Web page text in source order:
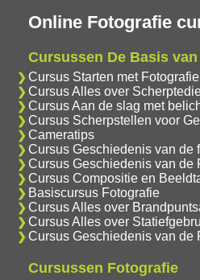
Online Fotografie
Cursussen De Basis
Cursus Starten met Fotografie
Cursus Alles over
Cursus Aan de slag met
Cursus Scherpstellen voor
Cameratips
Cursus Geschiedenis van de
Cursus Geschiedenis van de
Cursus Compositie en
Basiscursus Fotografie
Cursus Alles over
Cursus Alles over
Cursus Geschiedenis van de
Cursussen Fotografie